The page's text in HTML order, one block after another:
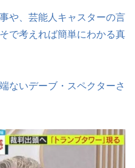
や、芸能人キャスターの言
で考えれば簡単にわかる真
ないデーブ・スペクターさ